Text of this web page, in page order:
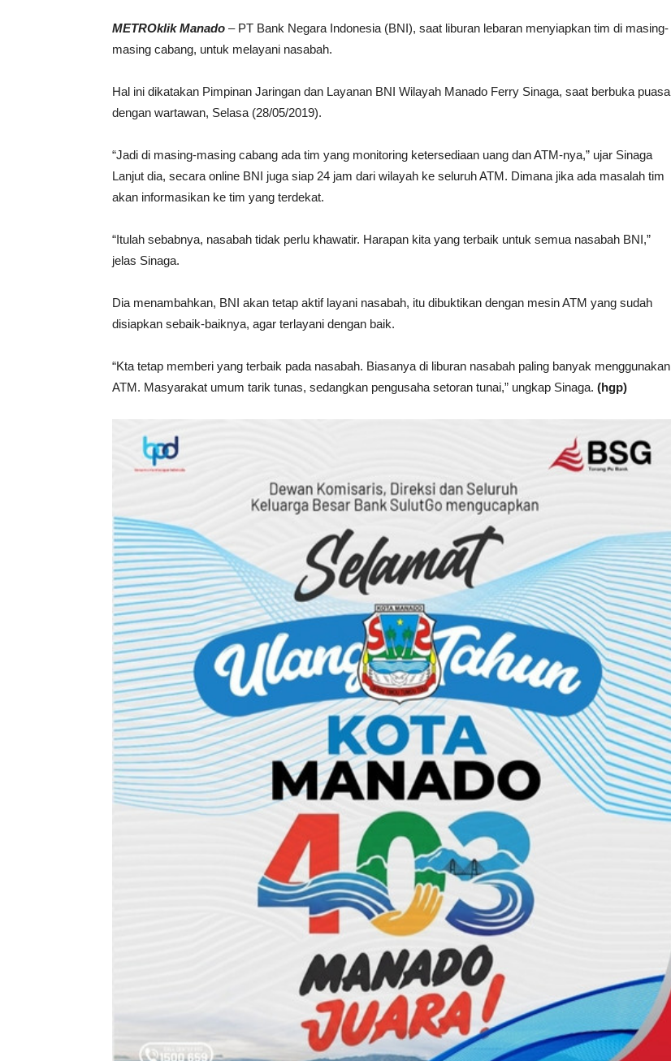
METROklik Manado – PT Bank Negara Indonesia (BNI), saat liburan lebaran menyiapkan tim di masing-
masing cabang, untuk melayani nasabah.
Hal ini dikatakan Pimpinan Jaringan dan Layanan BNI Wilayah Manado Ferry Sinaga, saat berbuka puasa
dengan wartawan, Selasa (28/05/2019).
“Jadi di masing-masing cabang ada tim yang monitoring ketersediaan uang dan ATM-nya,” ujar Sinaga
Lanjut dia, secara online BNI juga siap 24 jam dari wilayah ke seluruh ATM. Dimana jika ada masalah tim
akan informasikan ke tim yang terdekat.
“Itulah sebabnya, nasabah tidak perlu khawatir. Harapan kita yang terbaik untuk semua nasabah BNI,”
jelas Sinaga.
Dia menambahkan, BNI akan tetap aktif layani nasabah, itu dibuktikan dengan mesin ATM yang sudah
disiapkan sebaik-baiknya, agar terlayani dengan baik.
“Kta tetap memberi yang terbaik pada nasabah. Biasanya di liburan nasabah paling banyak menggunakan
ATM. Masyarakat umum tarik tunas, sedangkan pengusaha setoran tunai,” ungkap Sinaga. (hgp)